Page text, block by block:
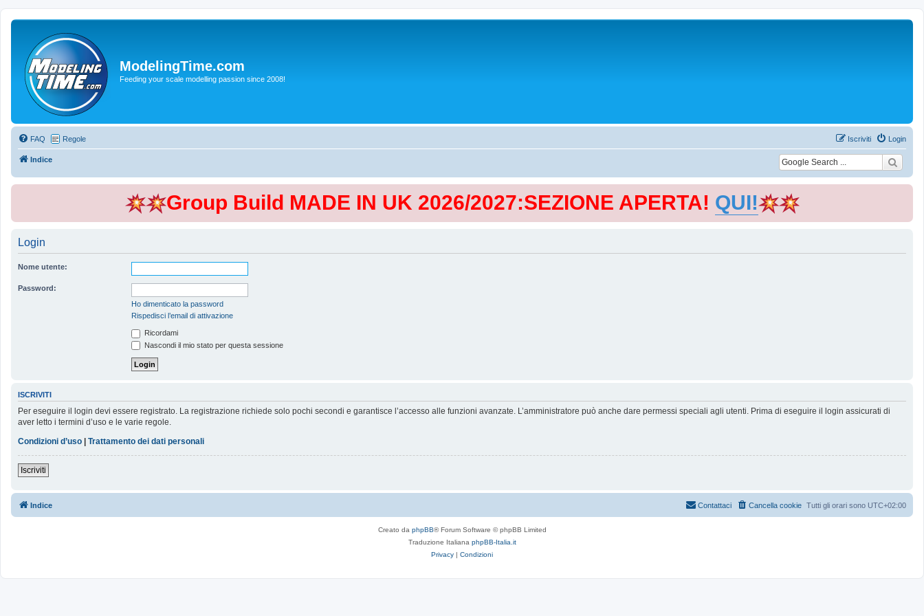
ModelingTime.com
Feeding your scale modelling passion since 2008!
FAQ Regole Login
Iscriviti
Indice
Group Build MADE IN UK 2026/2027:SEZIONE APERTA! QUI!
Login
Nome utente:
Password:
Ho dimenticato la password
Rispedisci l’email di attivazione
Ricordami
Nascondi il mio stato per questa sessione
ISCRIVITI
Per eseguire il login devi essere registrato. La registrazione richiede solo pochi secondi e garantisce l’accesso alle funzioni avanzate. L’amministratore può anche dare permessi speciali agli utenti. Prima di eseguire il login assicurati di
aver letto i termini d’uso e le varie regole.
Condizioni d’uso | Trattamento dei dati personali
Iscriviti
Indice Tutti gli orari sono UTC+02:00
Cancella cookie
Contattaci
Creato da phpBB® Forum Software © phpBB Limited
Traduzione Italiana phpBB-Italia.it
Privacy | Condizioni